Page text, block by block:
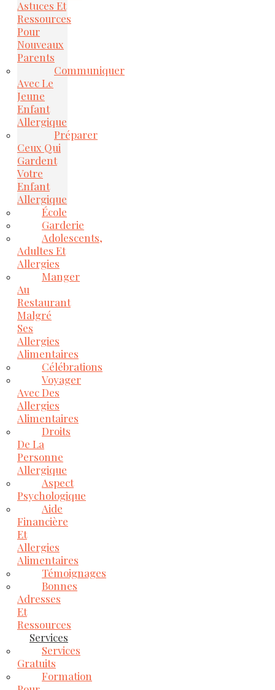
Astuces Et
Ressources
Pour
Nouveaux
Parents
Communiquer
Avec Le
Jeune
Enfant
Allergique
Préparer
Ceux Qui
Gardent
Votre
Enfant
Allergique
École
Garderie
Adolescents,
Adultes Et
Allergies
Manger
Au
Restaurant
Malgré
Ses
Allergies
Alimentaires
Célébrations
Voyager
Avec Des
Allergies
Alimentaires
Droits
De La
Personne
Allergique
Aspect
Psychologique
Aide
Financière
Et
Allergies
Alimentaires
Témoignages
Bonnes
Adresses
Et
Ressources
Services
Services
Gratuits
Formation